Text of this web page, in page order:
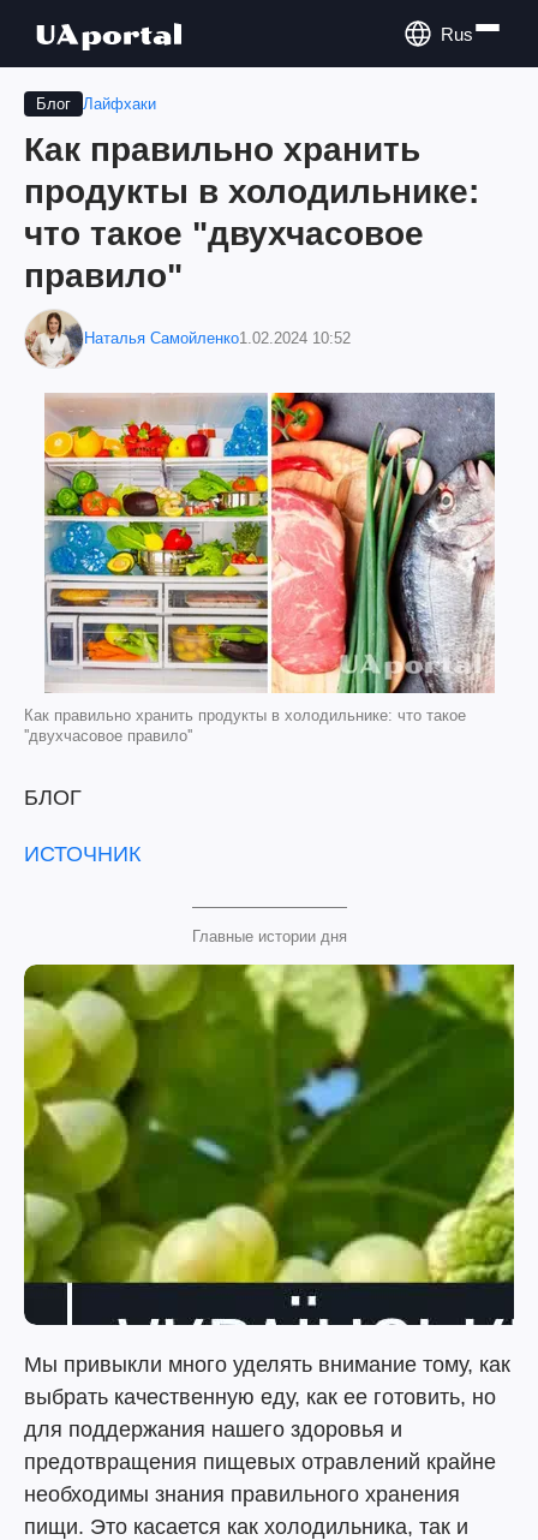
Rus
Блог Лайфхаки
Как правильно хранить
продукты в холодильнике:
что такое "двухчасовое
правило"
Наталья Самойленко1.02.2024 10:52
Как правильно хранить продукты в холодильнике: что такое
''двухчасовое правило''
БЛОГ
ИСТОЧНИК
Главные истории дня
Мы привыкли много уделять внимание тому, как
выбрать качественную еду, как ее готовить, но
для поддержания нашего здоровья и
предотвращения пищевых отравлений крайне
необходимы знания правильного хранения
пищи. Это касается как холодильника, так и